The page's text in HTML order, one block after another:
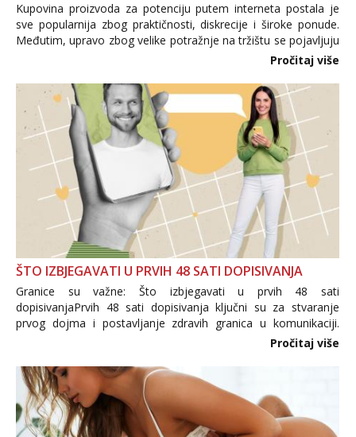
Kupovina proizvoda za potenciju putem interneta postala je
sve popularnija zbog praktičnosti, diskrecije i široke ponude.
Međutim, upravo zbog velike potražnje na tržištu se pojavljuju
i brojni krivotvoreni proizvodi, nepouzdane internetske
Pročitaj više
ŠTO IZBJEGAVATI U PRVIH 48 SATI DOPISIVANJA
Granice su važne: Što izbjegavati u prvih 48 sati
dopisivanjaPrvih 48 sati dopisivanja ključni su za stvaranje
prvog dojma i postavljanje zdravih granica u komunikaciji.
Važno je izbjeći prebrzo otkrivanje osobnih ili intimnih
informacija, jer nepoznata osoba još nije zaslužila to
povjerenje. Takođe...
Pročitaj više